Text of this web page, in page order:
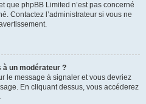
que phpBB Limited n’est pas concerné
Contactez l’administrateur si vous ne
un modérateur ?
le message à signaler et vous devriez
En cliquant dessus, vous accéderez